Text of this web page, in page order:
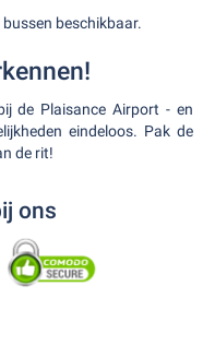
beschikbaar.
de Plaisance Airport - en
eindeloos. Pak de
de rit!
ons